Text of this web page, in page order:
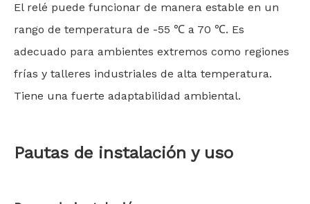
El relé puede funcionar de manera estable en un
rango de temperatura de -55 ℃ a 70 ℃. Es
adecuado para ambientes extremos como regiones
frías y talleres industriales de alta temperatura.
Tiene una fuerte adaptabilidad ambiental.
Pautas de instalación y uso